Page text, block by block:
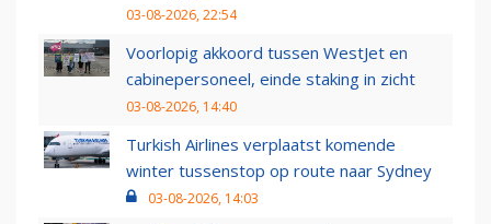
03-08-2026, 22:54
Voorlopig akkoord tussen WestJet en
cabinepersoneel, einde staking in zicht
03-08-2026, 14:40
Turkish Airlines verplaatst komende
winter tussenstop op route naar Sydney
03-08-2026, 14:03